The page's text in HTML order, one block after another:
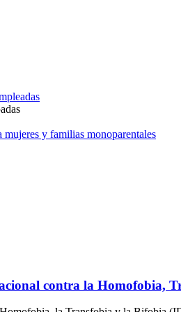
y familias monoparentales
contra la Homofobia,